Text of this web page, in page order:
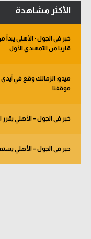
الأكثر مشاهدة
قاريا من التمهيدي الأول
ميدو: الزمالك وقع في أيدي
موقفنا
خبر في الجول – الأهلي
خبر في الجول – الأهلي